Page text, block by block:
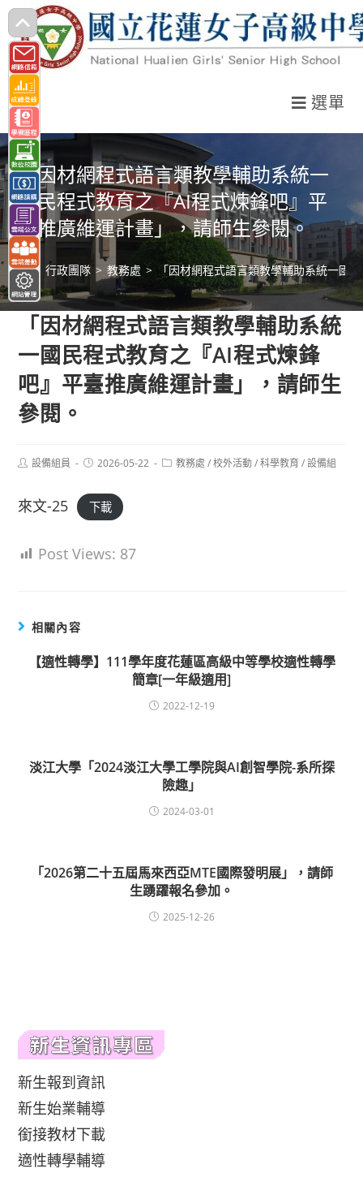
跳
轉
至
主
要
內
容
選單
「因材網程式語言類教學輔助系統一
國民程式教育之『AI程式煉鋒吧』平
臺推廣維運計畫」，請師生參閱。
> 行政團隊 > 教務處 > 「因材網程式語言類教學輔助系統一國
「因材網程式語言類教學輔助系統
一國民程式教育之『AI程式煉鋒
吧』平臺推廣維運計畫」，請師生
參閱。
Post設備組員
Post2026-05-22
Post教務處 / 校外活動 / 科學教育 / 設備組
來文-25 下載
Post Views: 87
相關內容
【適性轉學】111學年度花蓮區高級中等學校適性轉學
簡章[一年級適用]
2022-12-19
淡江大學「2024淡江大學工學院與AI創智學院-系所探
險趣」
2024-03-01
「2026第二十五屆馬來西亞MTE國際發明展」，請師
生踴躍報名參加。
2025-12-26
新生報到資訊
新生始業輔導
銜接教材下載
適性轉學輔導